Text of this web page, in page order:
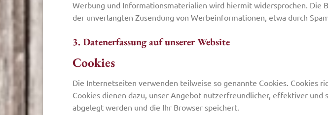
Werbung und Informationsmaterialien wird hiermit widersprochen. Die
der unverlangten Zusendung von Werbeinformationen, etwa durch
3. Datenerfassung auf unserer Website
Cookies
Die Internetseiten verwenden teilweise so genannte Cookies. Cookies
Cookies dienen dazu, unser Angebot nutzerfreundlicher, effektiver und
abgelegt werden und die Ihr Browser speichert.